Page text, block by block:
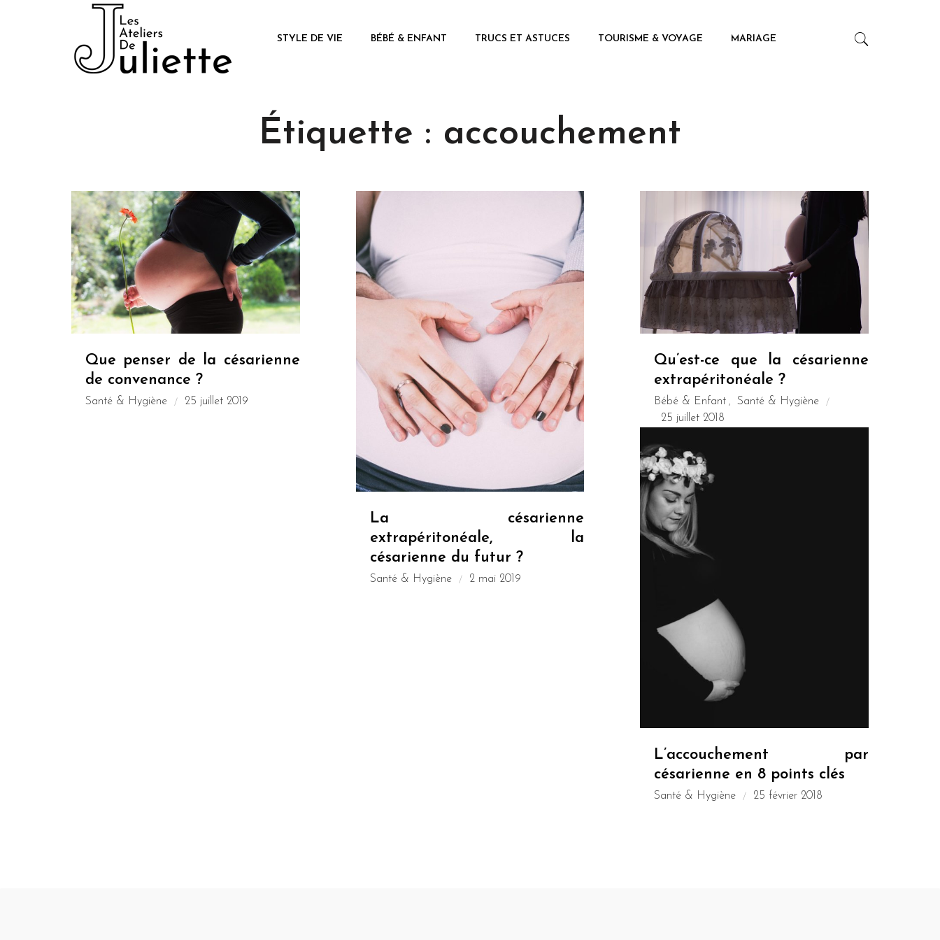
STYLE DE VIE BÉBÉ & ENFANT TRUCS ET ASTUCES TOURISME & VOYAGE MARIAGE
Étiquette : accouchement
Que penser de la césarienne
de convenance ?
Santé & Hygiène 25 juillet 2019
La césarienne
extrapéritonéale, la
césarienne du futur ?
Santé & Hygiène 2 mai 2019
Qu’est-ce que la césarienne
extrapéritonéale ?
Bébé & Enfant ,
Santé & Hygiène
25 juillet 2018
L’accouchement par
césarienne en 8 points clés
Santé & Hygiène 25 février 2018